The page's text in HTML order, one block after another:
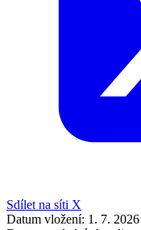
Sdílet na síti X
Datum vložení: 1. 7.